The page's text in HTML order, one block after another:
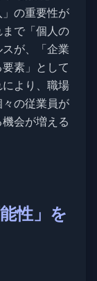
の重要性が
で「個人の
が、「企業
素」として
より、職場
の従業員が
会が増える
性」を